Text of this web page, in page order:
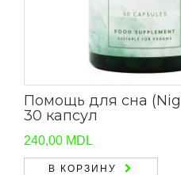
Помощь для сна
30 капсул
240,00 MDL
В КОРЗИНУ